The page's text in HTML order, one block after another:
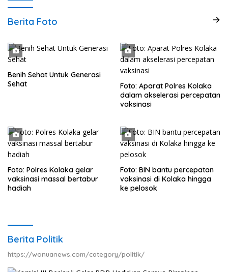
Berita Foto
Benih Sehat Untuk Generasi
Sehat
Foto: Aparat Polres Kolaka
dalam akselerasi percepatan
vaksinasi
Foto: Polres Kolaka gelar
vaksinasi massal bertabur
hadiah
Foto: BIN bantu percepatan
vaksinasi di Kolaka hingga
ke pelosok
Berita Politik
https://wonuanews.com/category/politik/